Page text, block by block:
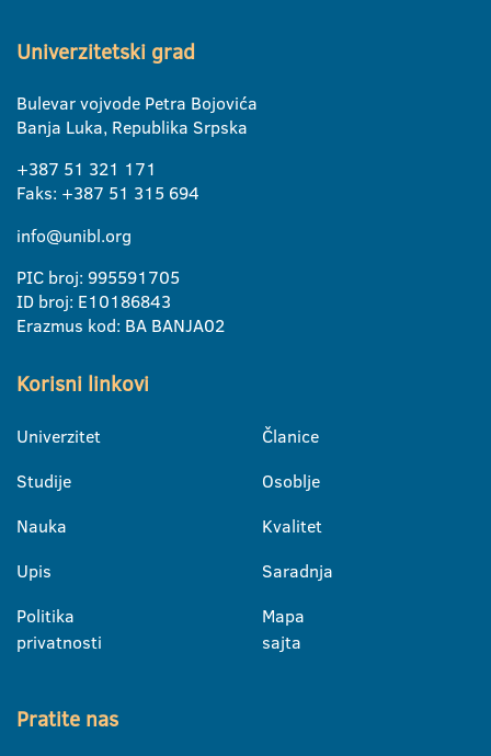
Univerzitetski grad
Bulevar vojvode Petra Bojovića
Banja Luka, Republika Srpska
+387 51 321 171
Faks: +387 51 315 694
info@unibl.org
PIC broj: 995591705
ID broj: E10186843
Erazmus kod: BA BANJA02
Korisni linkovi
Univerzitet
Studije
Nauka
Upis
Politika
privatnosti
Članice
Osoblje
Kvalitet
Saradnja
Mapa
sajta
Pratite nas